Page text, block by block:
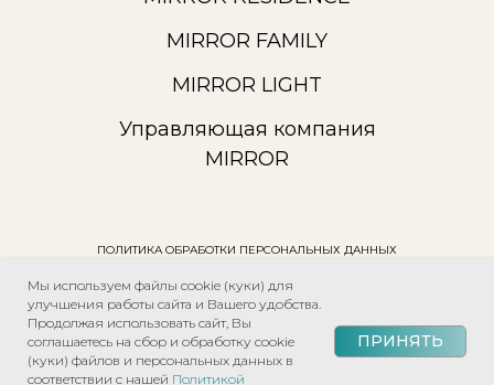
Управляющая компания
MIRROR
MIRROR FAMILY
MIRROR LIGHT
© 2026 «ЗЕРКАЛО» Официальный сайт
ПУБЛИЧНАЯ ОФЕРТА
ПОЛИТИКА ОБРАБОТКИ ПЕРСОНАЛЬНЫХ ДАННЫХ
ПОЛИТИКА КОНФИДЕНЦИАЛЬНОСТИ
Мы используем файлы cookie (куки) для
улучшения работы сайта и Вашего удобства.
Продолжая использовать сайт, Вы
соглашаетесь на сбор и обработку cookie
(куки) файлов и персональных данных в
соответствии с нашей Политикой
ПРИНЯТЬ